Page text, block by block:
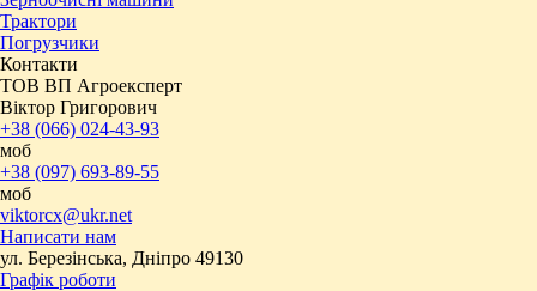
Трактори
Погрузчики
Контакти
ТОВ ВП Агроексперт
Віктор Григорович
+38 (066) 024-43-93
моб
+38 (097) 693-89-55
моб
viktorcx@ukr.net
Написати нам
ул. Березінська, Дніпро 49130
Графік роботи